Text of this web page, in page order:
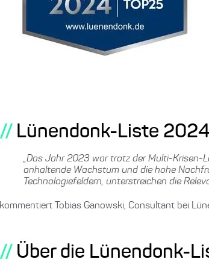
Lünendonk-Liste
„Das Jahr 2023 war trotz der Multi-Krisen-
anhaltende Wachstum und die hohe
Technologiefeldern, unterstreichen die
kommentiert Tobias Ganowski, Consultant bei
Über die Lünendonk-